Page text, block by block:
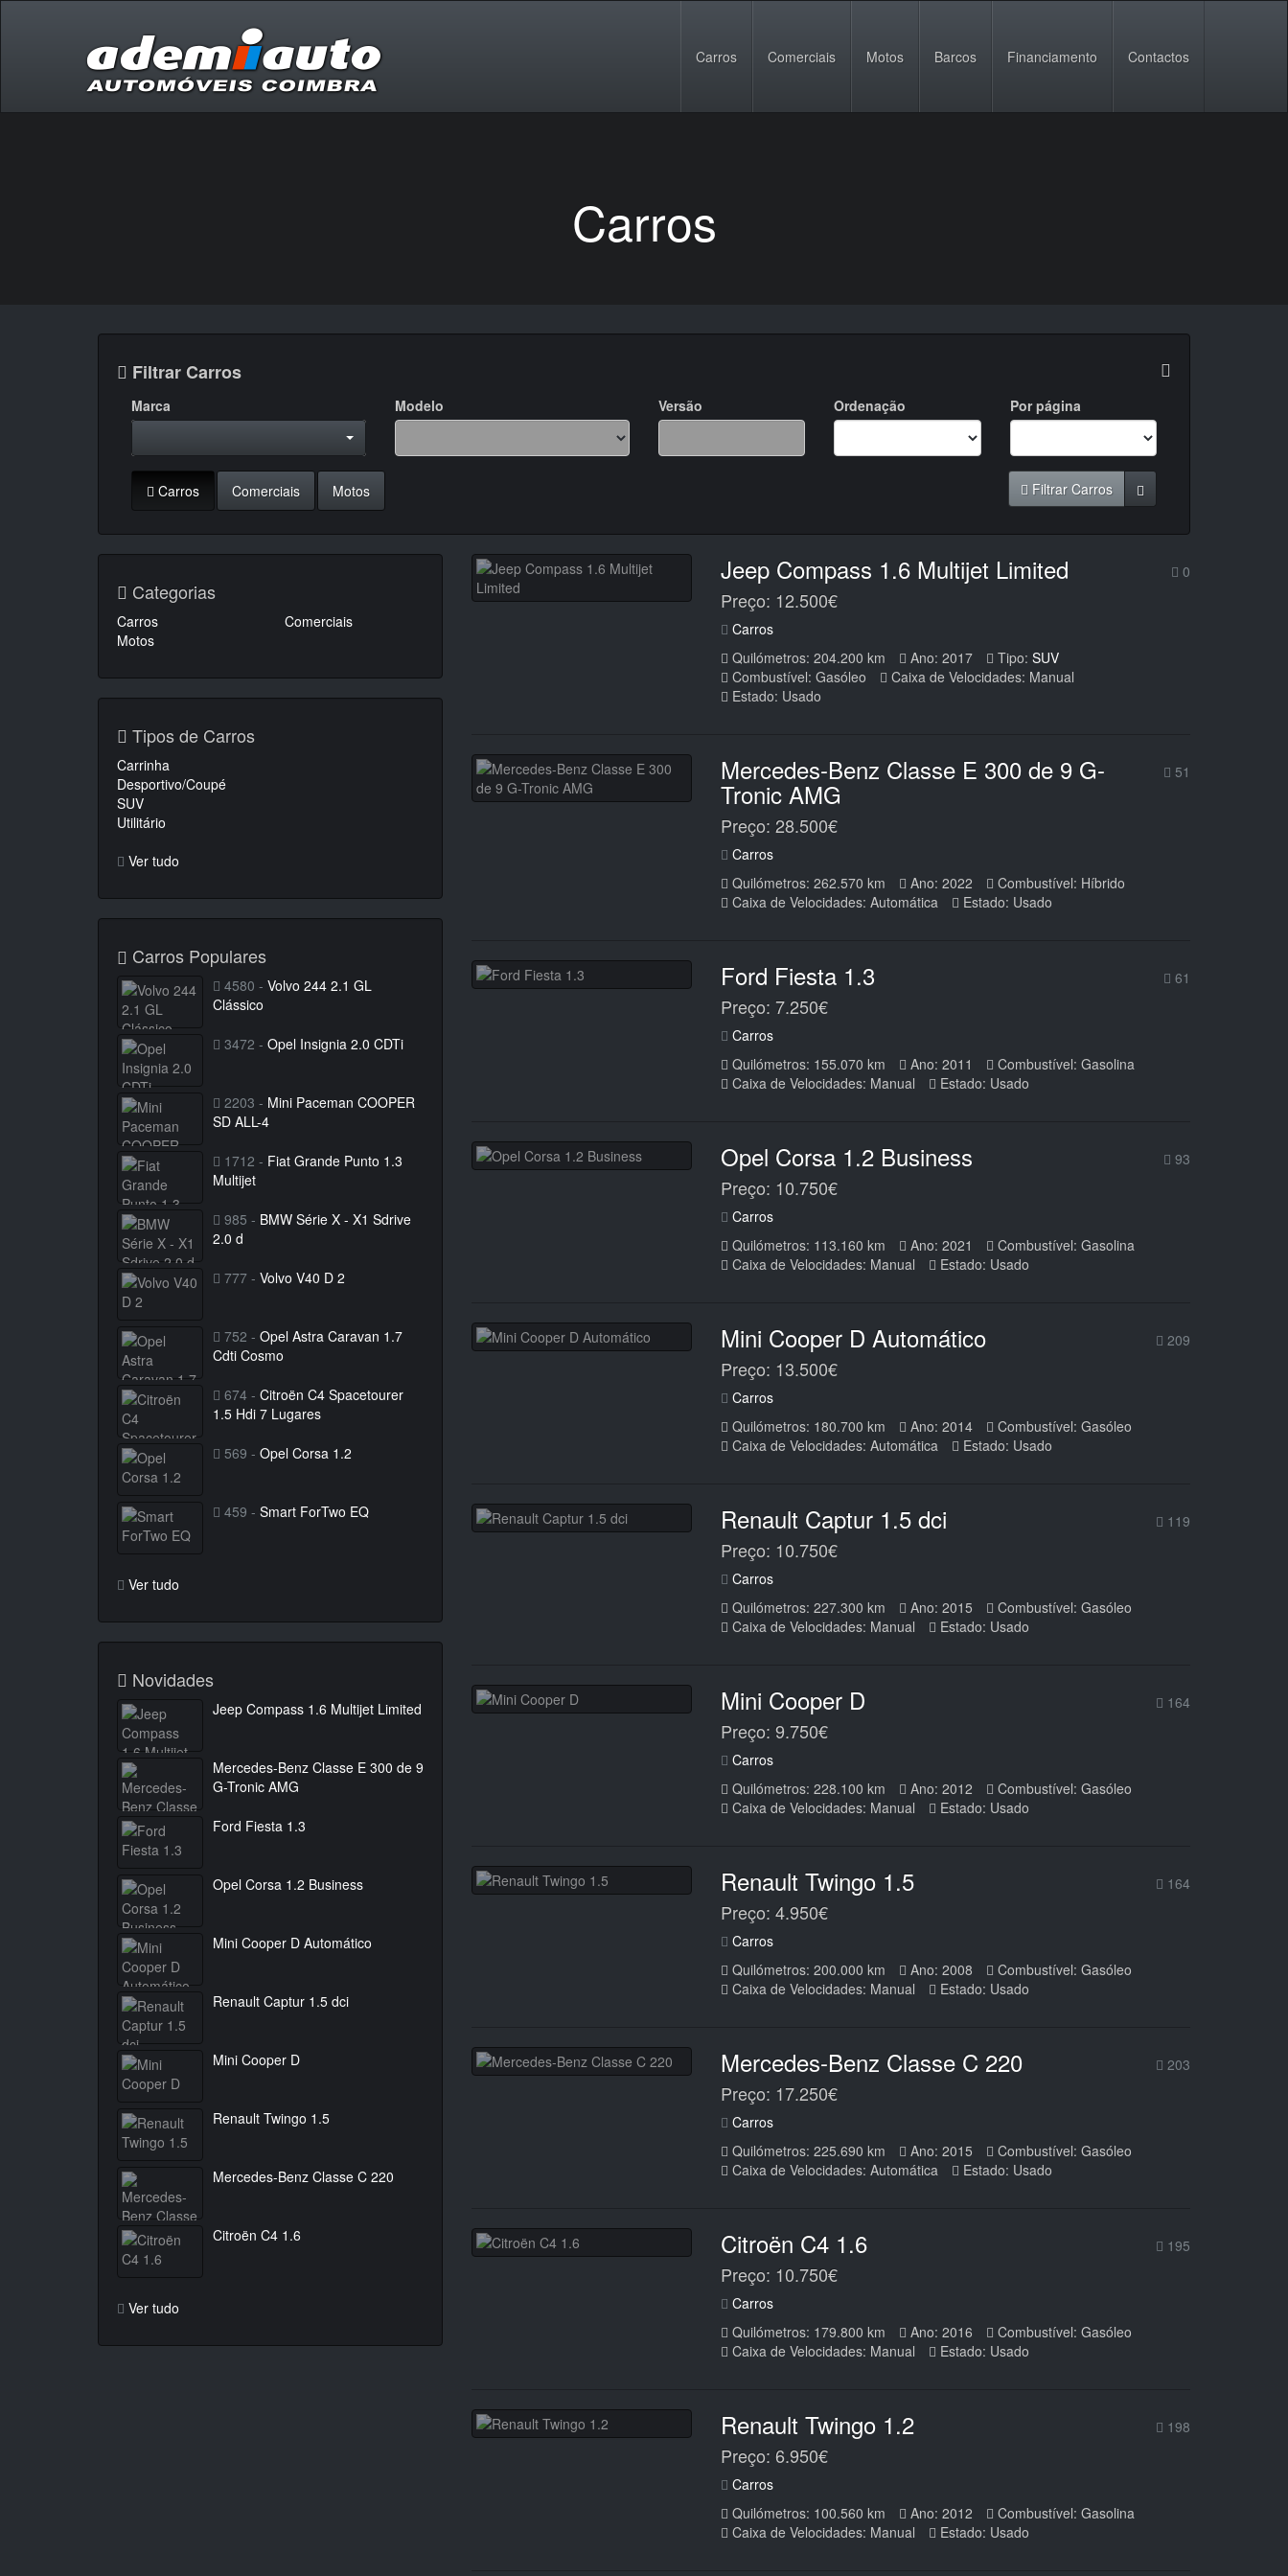
Carros Comerciais Motos Barcos Financiamento Contactos
Carros
Filtrar Carros
Marca Modelo Versão Ordenação Por página
Carros Comerciais Motos Filtrar Carros
0
Jeep Compass 1.6 Multijet Limited
Preço: 12.500€
Carros
Quilómetros: 204.200 km
Ano: 2017 Tipo: SUV
Combustível: Gasóleo
Caixa de Velocidades: Manual
Estado: Usado
51
Mercedes-Benz Classe E 300 de 9 G-
Tronic AMG
Preço: 28.500€
Carros
Quilómetros: 262.570 km
Ano: 2022
Combustível: Híbrido
Caixa de Velocidades: Automática
Estado: Usado
61
Ford Fiesta 1.3
Preço: 7.250€
Carros
Quilómetros: 155.070 km
Ano: 2011
Combustível: Gasolina
Caixa de Velocidades: Manual
Estado: Usado
93
Opel Corsa 1.2 Business
Preço: 10.750€
Carros
Quilómetros: 113.160 km
Ano: 2021
Combustível: Gasolina
Caixa de Velocidades: Manual
Estado: Usado
209
Mini Cooper D Automático
Preço: 13.500€
Carros
Quilómetros: 180.700 km
Ano: 2014
Combustível: Gasóleo
Caixa de Velocidades: Automática
Estado: Usado
119
Renault Captur 1.5 dci
Preço: 10.750€
Carros
Quilómetros: 227.300 km
Ano: 2015
Combustível: Gasóleo
Caixa de Velocidades: Manual
Estado: Usado
164
Mini Cooper D
Preço: 9.750€
Carros
Quilómetros: 228.100 km
Ano: 2012
Combustível: Gasóleo
Caixa de Velocidades: Manual
Estado: Usado
164
Renault Twingo 1.5
Preço: 4.950€
Carros
Quilómetros: 200.000 km
Ano: 2008
Combustível: Gasóleo
Caixa de Velocidades: Manual
Estado: Usado
203
Mercedes-Benz Classe C 220
Preço: 17.250€
Carros
Quilómetros: 225.690 km
Ano: 2015
Combustível: Gasóleo
Caixa de Velocidades: Automática
Estado: Usado
195
Citroën C4 1.6
Preço: 10.750€
Carros
Quilómetros: 179.800 km
Ano: 2016
Combustível: Gasóleo
Caixa de Velocidades: Manual
Estado: Usado
198
Renault Twingo 1.2
Preço: 6.950€
Carros
Quilómetros: 100.560 km
Ano: 2012
Combustível: Gasolina
Caixa de Velocidades: Manual
Estado: Usado
Categorias
Carros
Motos
Comerciais
Tipos de Carros
Carrinha
Desportivo/Coupé
SUV
Utilitário
Ver tudo
Carros Populares
4580 - Volvo 244 2.1 GL
Clássico
3472 - Opel Insignia 2.0 CDTi
2203 - Mini Paceman COOPER
SD ALL-4
1712 - Fiat Grande Punto 1.3
Multijet
985 - BMW Série X - X1 Sdrive
2.0 d
777 - Volvo V40 D 2
752 - Opel Astra Caravan 1.7
Cdti Cosmo
674 - Citroën C4 Spacetourer
1.5 Hdi 7 Lugares
569 - Opel Corsa 1.2
459 - Smart ForTwo EQ
Ver tudo
Novidades
Jeep Compass 1.6 Multijet Limited
Mercedes-Benz Classe E 300 de 9
G-Tronic AMG
Ford Fiesta 1.3
Opel Corsa 1.2 Business
Mini Cooper D Automático
Renault Captur 1.5 dci
Mini Cooper D
Renault Twingo 1.5
Mercedes-Benz Classe C 220
Citroën C4 1.6
Ver tudo